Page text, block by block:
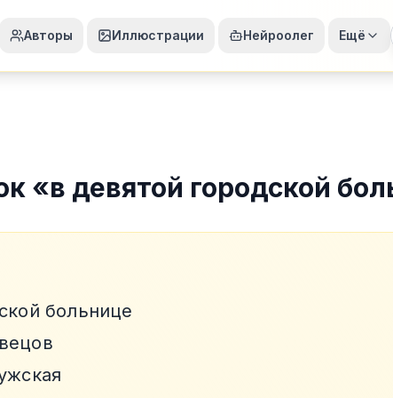
Авторы Иллюстрации Нейроолег Ещё
«в девятой городской
больнице